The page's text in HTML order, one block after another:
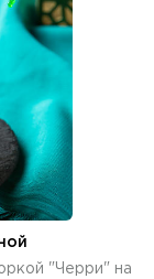
"Черри" на